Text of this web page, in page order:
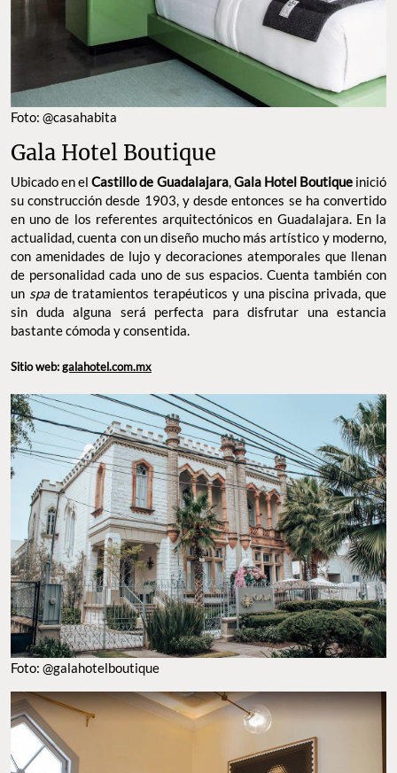
Foto: @casahabita
Gala Hotel Boutique
Ubicado en elCastillo de Guadalajara,Gala Hotel Boutiqueinició
su construcción desde 1903, y desde entonces se ha convertido
en uno de los referentes arquitectónicos en Guadalajara. En la
actualidad, cuenta con un diseño mucho más artístico y moderno,
con amenidades de lujo y decoraciones atemporales que llenan
de personalidad cada uno de sus espacios. Cuenta también con
un spa de tratamientos terapéuticos y una piscina privada, que
sin duda alguna será perfecta para disfrutar una estancia
bastante cómoda y consentida.
Sitio web:galahotel.com.mx
Foto: @galahotelboutique